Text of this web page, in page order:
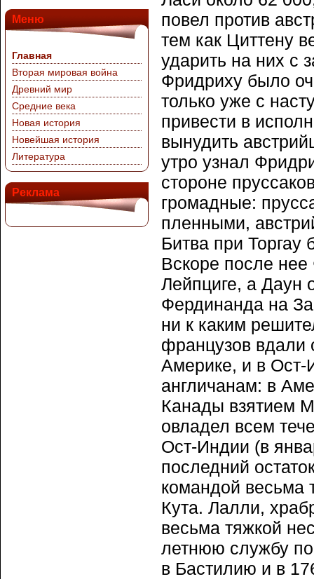
Меню
Главная
Вторая мировая война
Древний мир
Средние века
Новая история
Новейшая история
Литература
Реклама
повел против
тем как Циттену
ударить на них с
Фридриху было
только уже с
привести в
вынудить
утро узнал
стороне
громадные:
пленными,
Битва при Торгау
Вскоре после
Лейпциге, а Даун
Фердинанда на
ни к каким
французов вдали
Америке, и в Ост-
англичанам: в
Канады взятием
овладел всем
Ост-Индии (в
последний
командой весьма
Кута. Лалли,
весьма тяжкой
летнюю службу
в Бастилию и в